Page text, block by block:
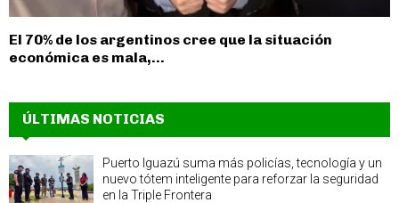
El 70% de los argentinos cree que la situación
económica es mala,...
ÚLTIMAS NOTICIAS
Puerto Iguazú suma más policías, tecnología y un
nuevo tótem inteligente para reforzar la seguridad
en la Triple Frontera